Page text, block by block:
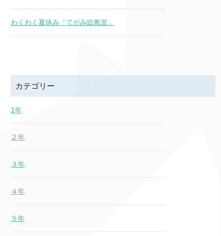
わくわく夏休み「てがみ絵教室」
カテゴリー
1年
２年
３年
４年
５年